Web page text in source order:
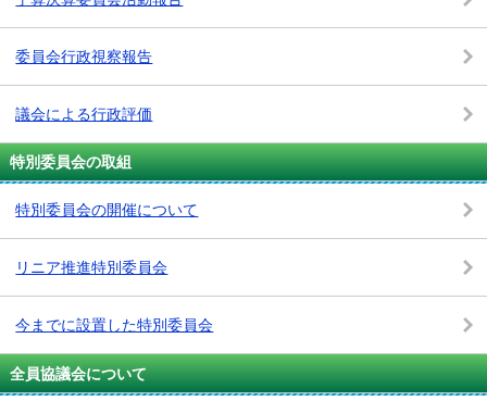
委員会行政視察報告
議会による行政評価
特別委員会の取組
特別委員会の開催について
リニア推進特別委員会
今までに設置した特別委員会
全員協議会について